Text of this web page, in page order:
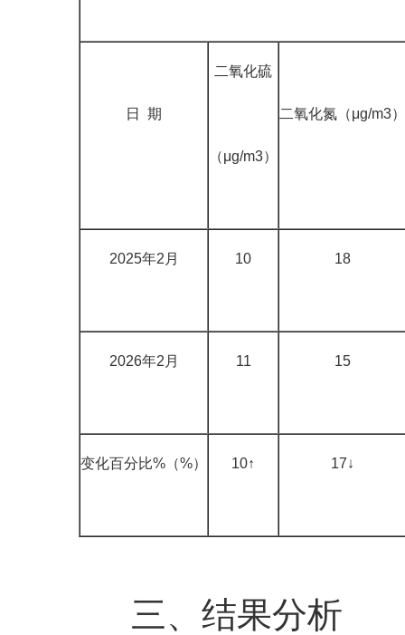
日 期
二氧化硫
（μg/m3）
二氧化氮（μg/m3）
2025年2月 10 18
2026年2月 11 15
变化百分比%（%） 10↑ 17↓
三、结果分析